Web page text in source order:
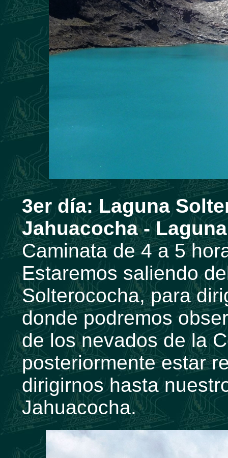
3er día: Laguna
Jahuacocha -
Caminata de 4 a 5
Estaremos saliendo
Solterococha, para
donde podremos
de los nevados de la
posteriormente estar
dirigirnos hasta
Jahuacocha.